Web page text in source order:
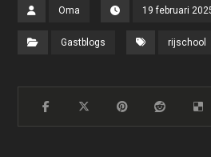
Oma 19 februari
Gastblogs rijschool